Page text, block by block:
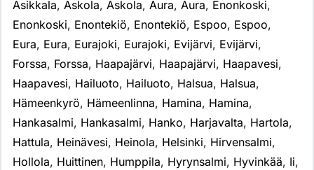
Asikkala, Askola, Askola, Aura, Aura, Enonkoski,
Enonkoski, Enontekiö, Enontekiö, Espoo, Espoo,
Eura, Eura, Eurajoki, Eurajoki, Evijärvi, Evijärvi,
Forssa, Forssa, Haapajärvi, Haapajärvi, Haapavesi,
Haapavesi, Hailuoto, Hailuoto, Halsua, Halsua,
Hämeenkyrö, Hämeenlinna, Hamina, Hamina,
Hankasalmi, Hankasalmi, Hanko, Harjavalta, Hartola,
Hattula, Heinävesi, Heinola, Helsinki, Hirvensalmi,
Hollola, Huittinen, Humppila, Hyrynsalmi, Hyvinkää, Ii,